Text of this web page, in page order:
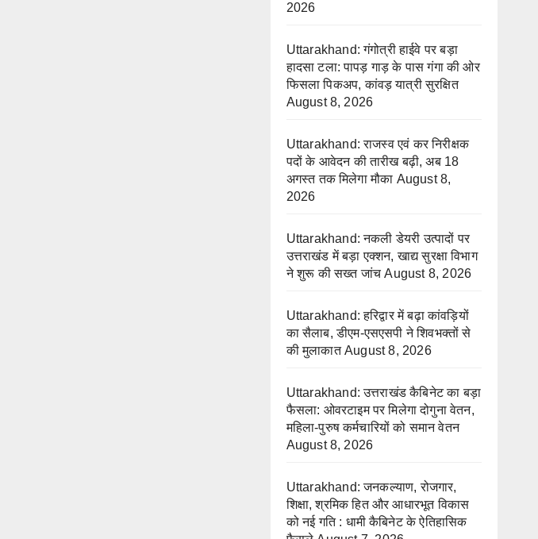
2026
Uttarakhand: गंगोत्री हाईवे पर बड़ा
हादसा टला: पापड़ गाड़ के पास गंगा की ओर
फिसला पिकअप, कांवड़ यात्री सुरक्षित
August 8, 2026
Uttarakhand: राजस्व एवं कर निरीक्षक
पदों के आवेदन की तारीख बढ़ी, अब 18
अगस्त तक मिलेगा मौका August 8,
2026
Uttarakhand: नकली डेयरी उत्पादों पर
उत्तराखंड में बड़ा एक्शन, खाद्य सुरक्षा विभाग
ने शुरू की सख्त जांच August 8, 2026
Uttarakhand: हरिद्वार में बढ़ा कांवड़ियों
का सैलाब, डीएम-एसएसपी ने शिवभक्तों से
की मुलाकात August 8, 2026
Uttarakhand: उत्तराखंड कैबिनेट का बड़ा
फैसला: ओवरटाइम पर मिलेगा दोगुना वेतन,
महिला-पुरुष कर्मचारियों को समान वेतन
August 8, 2026
Uttarakhand: जनकल्याण, रोजगार,
शिक्षा, श्रमिक हित और आधारभूत विकास
को नई गति : धामी कैबिनेट के ऐतिहासिक